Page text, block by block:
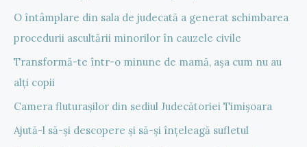
O întâmplare din sala de judecată a generat schimbarea
procedurii ascultării minorilor în cauzele civile
Transformă-te într-o minune de mamă, așa cum nu au
alți copii
Camera fluturașilor din sediul Judecătoriei Timișoara
Ajută-l să-și descopere și să-și înțeleagă sufletul